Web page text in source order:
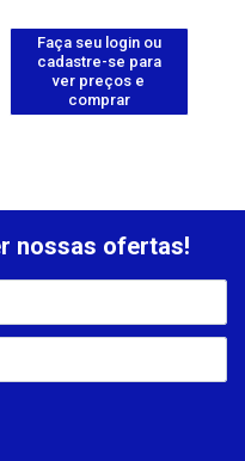
Faça seu login ou
cadastre-se para
ver preços e
comprar
nossas ofertas!